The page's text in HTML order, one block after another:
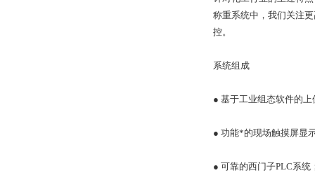
称重系统中，我们关注
控。
系统组成
● 基于工业组态软件的上
● 功能*的现场触摸屏显
● 可靠的西门子PLC系统